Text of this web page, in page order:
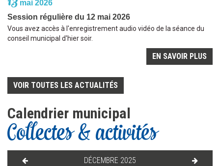
mai 2026
Session régulière du 12 mai 2026
Vous avez accès à l'enregistrement audio vidéo de la séance du
conseil municipal d'hier soir.
EN SAVOIR PLUS
VOIR TOUTES LES ACTUALITÉS
Calendrier municipal
Collectes & activités
DÉCEMBRE 2025